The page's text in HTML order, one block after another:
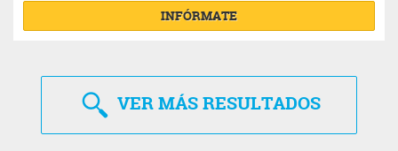
INFÓRMATE
VERMÁS RESULTADOS